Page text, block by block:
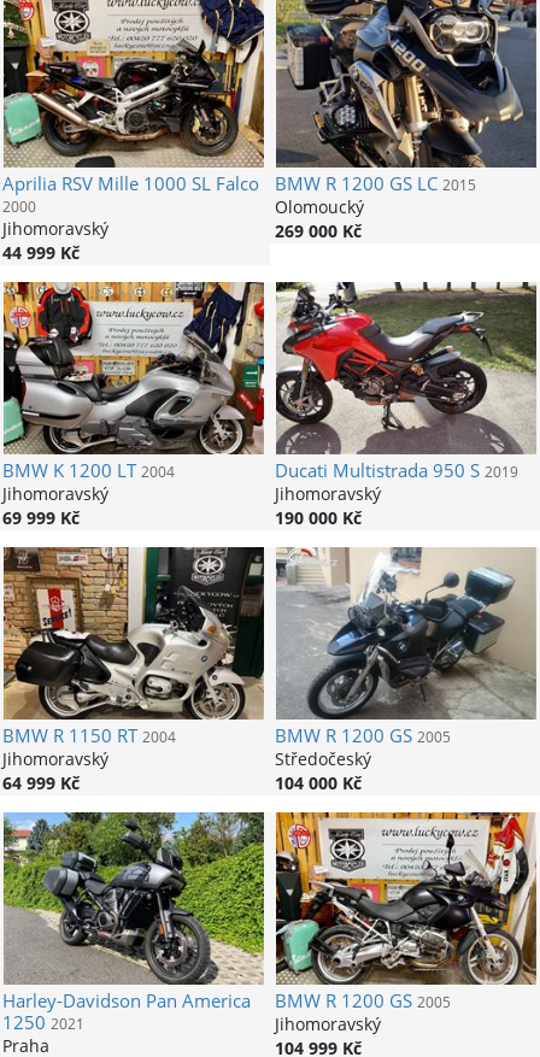
ApriliaRSV Mille 1000 SL Falco
2000
Jihomoravský
44 999 Kč
BMWR 1200 GS LC 2015
Olomoucký
269 000 Kč
BMWK 1200 LT 2004
Jihomoravský
69 999 Kč
Ducati Multistrada 950 S 2019
Jihomoravský
190 000 Kč
BMWR 1150 RT 2004
Jihomoravský
64 999 Kč
BMWR 1200 GS 2005
Středočeský
104 000 Kč
Harley-Davidson Pan America
1250 2021
Praha
BMWR 1200 GS 2005
Jihomoravský
104 999 Kč